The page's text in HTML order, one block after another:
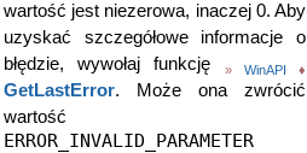
wartość jest niezerowa, inaczej 0. Aby
uzyskać szczegółowe informacje o
błędzie, wywołaj funkcję
» WinAPI ♦
GetLastError. Może ona zwrócić
wartość
ERROR_INVALID_PARAMETER